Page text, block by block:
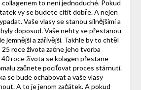
collagenem to není jednoduché. Pokud
vy se budete cítit dobře. A nejen
Vaše vlasy se stanou silnějšími a
doposud. Vaše nehty se přestanou
jemnější a zářivější. Takhle by to chtěl
25 roce života začne jeho tvorba
roce života se kolagen přestane
začnete pociťovat proces stárnutí.
se bude ochabovat a vaše vlasy
A to je jenom začátek. A pokud